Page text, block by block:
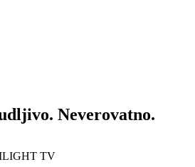
Neverovatno.
TV